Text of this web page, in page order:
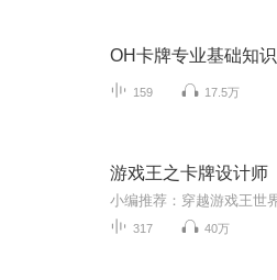
OH卡牌专业基础知识
159 17.5万
游戏王之卡牌设计师
317 40万